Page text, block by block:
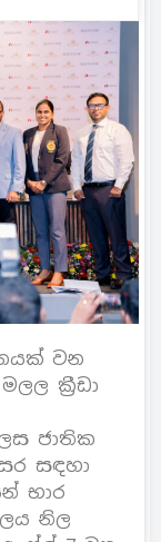
වන
ක්‍රීඩා
ජාතික
සඳහා
භාර
නිල